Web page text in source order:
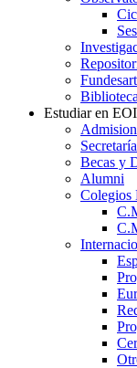
Biblioteca
Estudiar en EOI
Becas y
Alumni
Colegios